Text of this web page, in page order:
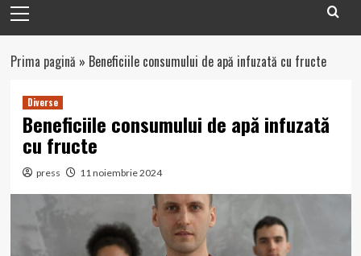
Menu
Prima pagină » Beneficiile consumului de apă infuzată cu fructe
Diverse
Beneficiile consumului de apă infuzată
cu fructe
press 11 noiembrie 2024